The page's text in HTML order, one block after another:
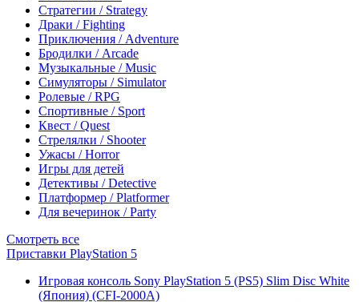
Стратегии / Strategy
Драки / Fighting
Приключения / Adventure
Бродилки / Arcade
Музыкальные / Music
Симуляторы / Simulator
Ролевые / RPG
Спортивные / Sport
Квест / Quest
Стрелялки / Shooter
Ужасы / Horror
Игры для детей
Детективы / Detective
Платформер / Platformer
Для вечеринок / Party
Смотреть все
Приставки PlayStation 5
Игровая консоль Sony PlayStation 5 (PS5) Slim Disc White
(Япония) (CFI-2000A)